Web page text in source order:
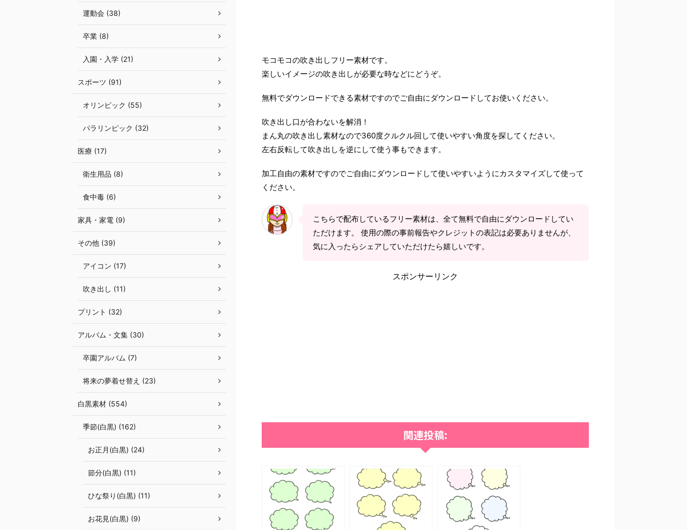
モコモコの吹き出しフリー素材です。
楽しいイメージの吹き出しが必要な時などにどうぞ。
無料でダウンロードできる素材ですのでご自由にダウンロードしてお使いください。
吹き出し口が合わないを解消！
まん丸の吹き出し素材なので360度クルクル回して使いやすい角度を探してください。
左右反転して吹き出しを逆にして使う事もできます。
加工自由の素材ですのでご自由にダウンロードして使いやすいようにカスタマイズして使って
ください。
こちらで配布しているフリー素材は、全て無料で自由にダウンロードしてい
ただけます。 使用の際の事前報告やクレジットの表記は必要ありませんが、
気に入ったらシェアしていただけたら嬉しいです。
スポンサーリンク
関連投稿:
運動会 (38)
卒業 (8)
入園・入学 (21)
スポーツ (91)
オリンピック (55)
パラリンピック (32)
医療 (17)
衛生用品 (8)
食中毒 (6)
家具・家電 (9)
その他 (39)
アイコン (17)
吹き出し (11)
プリント (32)
アルバム・文集 (30)
卒園アルバム (7)
将来の夢着せ替え (23)
白黒素材 (554)
季節(白黒) (162)
お正月(白黒) (24)
節分(白黒) (11)
ひな祭り(白黒) (11)
お花見(白黒) (9)